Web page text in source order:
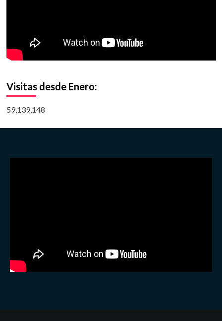
Visitas desde Enero:
59,139,148